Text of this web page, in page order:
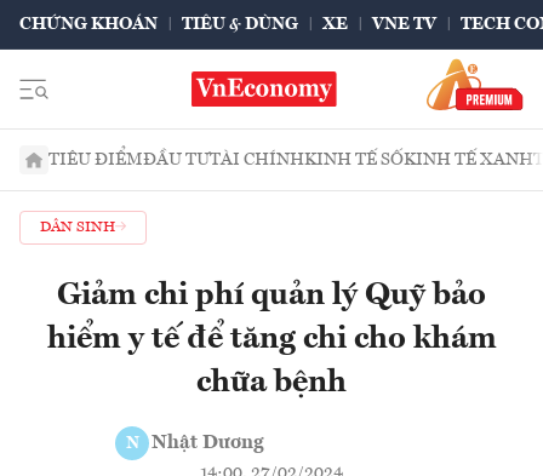
CHỨNG KHOÁN TIÊU & DÙNG XE VNE TV TECH
TIÊU ĐIỂMĐẦU TƯTÀI CHÍNHKINH TẾ SỐKINH TẾ XANH
DÂN SINH
Giảm chi phí quản lý Quỹ bảo
hiểm y tế để tăng chi cho khám
chữa bệnh
N Nhật Dương